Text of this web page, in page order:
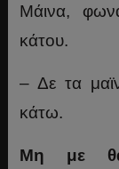
Μάινα,
κάτου.
– Δε τα
κάτω.
Μη με